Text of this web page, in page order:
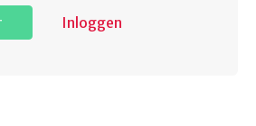
Inloggen